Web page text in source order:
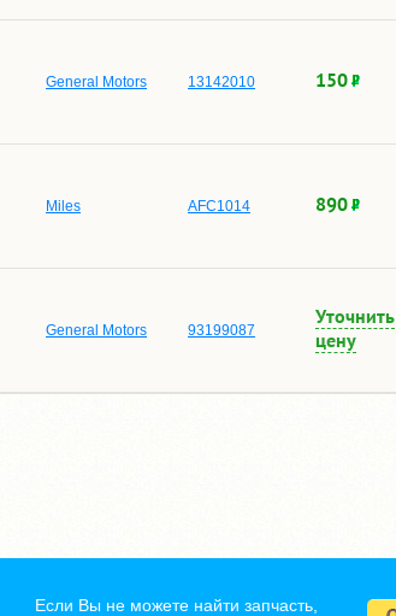
General Motors 13142010 150
Miles AFC1014 890
General Motors 93199087
Уточнить
цену
Если Вы не можете найти запчасть,